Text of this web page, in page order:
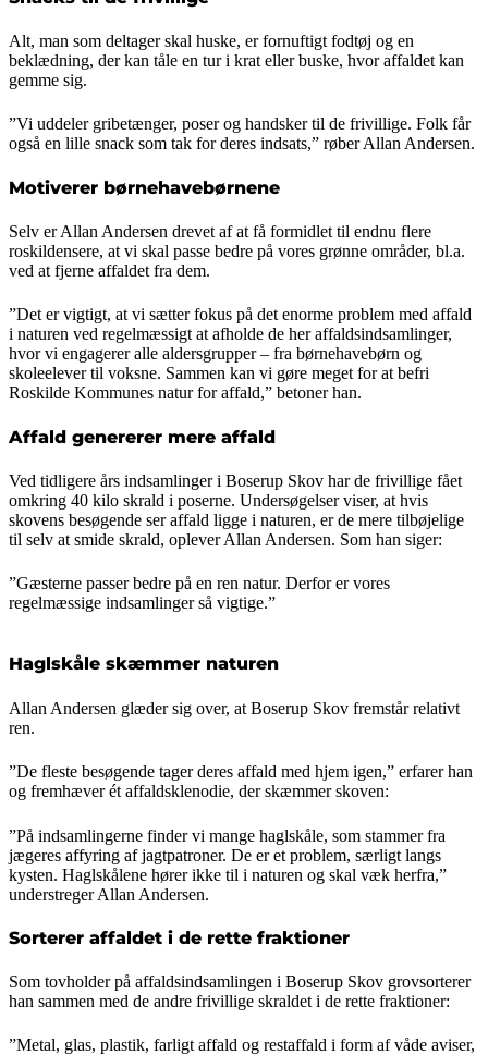
Alt, man som deltager skal huske, er fornuftigt fodtøj og en
beklædning, der kan tåle en tur i krat eller buske, hvor affaldet kan
gemme sig.
”Vi uddeler gribetænger, poser og handsker til de frivillige. Folk får
også en lille snack som tak for deres indsats,” røber Allan Andersen.
Motiverer børnehavebørnene
Selv er Allan Andersen drevet af at få formidlet til endnu flere
roskildensere, at vi skal passe bedre på vores grønne områder, bl.a.
ved at fjerne affaldet fra dem.
”Det er vigtigt, at vi sætter fokus på det enorme problem med affald
i naturen ved regelmæssigt at afholde de her affaldsindsamlinger,
hvor vi engagerer alle aldersgrupper – fra børnehavebørn og
skoleelever til voksne. Sammen kan vi gøre meget for at befri
Roskilde Kommunes natur for affald,” betoner han.
Affald genererer mere affald
Ved tidligere års indsamlinger i Boserup Skov har de frivillige fået
omkring 40 kilo skrald i poserne. Undersøgelser viser, at hvis
skovens besøgende ser affald ligge i naturen, er de mere tilbøjelige
til selv at smide skrald, oplever Allan Andersen. Som han siger:
”Gæsterne passer bedre på en ren natur. Derfor er vores
regelmæssige indsamlinger så vigtige.”
Haglskåle skæmmer naturen
Allan Andersen glæder sig over, at Boserup Skov fremstår relativt
ren.
”De fleste besøgende tager deres affald med hjem igen,” erfarer han
og fremhæver ét affaldsklenodie, der skæmmer skoven:
”På indsamlingerne finder vi mange haglskåle, som stammer fra
jægeres affyring af jagtpatroner. De er et problem, særligt langs
kysten. Haglskålene hører ikke til i naturen og skal væk herfra,”
understreger Allan Andersen.
Sorterer affaldet i de rette fraktioner
Som tovholder på affaldsindsamlingen i Boserup Skov grovsorterer
han sammen med de andre frivillige skraldet i de rette fraktioner:
”Metal, glas, plastik, farligt affald og restaffald i form af våde aviser,